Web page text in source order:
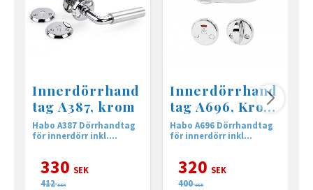
Innerdörrhand
tag A387, krom
Habo A387 Dörrhandtag
för innerdörr inkl.
330 SEK
412 SEK
Innerdörrhand
tag A696, Krom
Inkl Wc beslag
Habo A696 Dörrhandtag
för innerdörr inkl
320 SEK
400 SEK